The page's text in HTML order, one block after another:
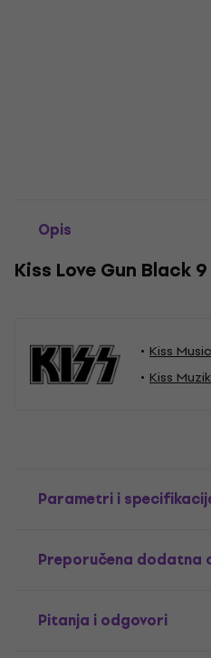
Opis
Kiss Love Gun Black
Kiss
Kiss
Parametri i
Preporučena dodatna
Pitanja i odgovori